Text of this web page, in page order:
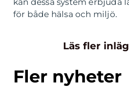
kan dessa system erbjuda
för både hälsa och miljö.
Läs fler
Fler nyheter